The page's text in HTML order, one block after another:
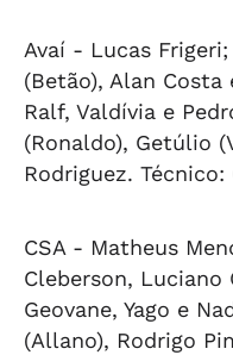
Avaí - Lucas Frigeri;
(Betão), Alan Costa
Ralf, Valdívia e
(Ronaldo), Getúlio
Rodriguez. Técnico:
CSA - Matheus
Cleberson, Luciano
Geovane, Yago e
(Allano), Rodrigo